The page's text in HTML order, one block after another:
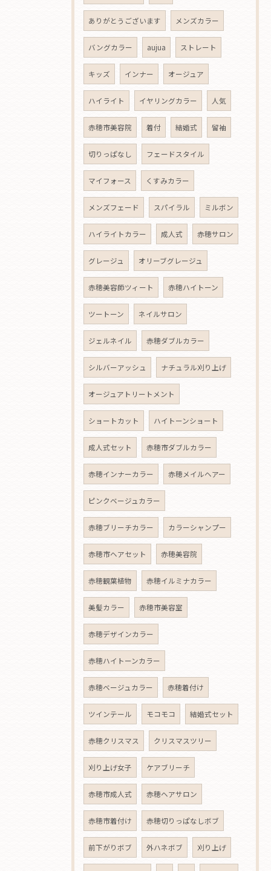
ありがとうございます メンズカラー
バングカラー aujua ストレート
キッズ インナー オージュア
ハイライト イヤリングカラー 人気
赤穂市美容院 着付 結婚式 留袖
切りっぱなし フェードスタイル
マイフォース くすみカラー
メンズフェード スパイラル ミルボン
ハイライトカラー 成人式 赤穂サロン
グレージュ オリーブグレージュ
赤穂美容師ツィート 赤穂ハイトーン
ツートーン ネイルサロン
ジェルネイル 赤穂ダブルカラー
シルバーアッシュ ナチュラル刈り上げ
オージュアトリートメント
ショートカット ハイトーンショート
成人式セット 赤穂市ダブルカラー
赤穂インナーカラー 赤穂メイルヘアー
ピンクベージュカラー
赤穂ブリーチカラー カラーシャンプー
赤穂市ヘアセット 赤穂美容院
赤穂観葉植物 赤穂イルミナカラー
美髪カラー 赤穂市美容室
赤穂デザインカラー
赤穂ハイトーンカラー
赤穂ベージュカラー 赤穂着付け
ツインテール モコモコ 結婚式セット
赤穂クリスマス クリスマスツリー
刈り上げ女子 ケアブリーチ
赤穂市成人式 赤穂ヘアサロン
赤穂市着付け 赤穂切りっぱなしボブ
前下がりボブ 外ハネボブ 刈り上げ